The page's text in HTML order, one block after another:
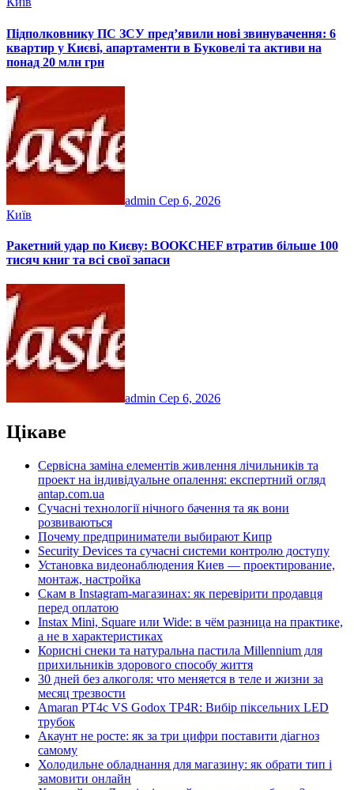
Підполковнику ПС ЗСУ пред’явили нові звинувачення: 6
квартир у Києві, апартаменти в Буковелі та активи на
понад 20 млн грн
admin Сер 6, 2026
Київ
Ракетний удар по Києву: BOOKCHEF втратив більше 100
тисяч книг та всі свої запаси
admin Сер 6, 2026
Цікаве
Сервісна заміна елементів живлення лічильників та
проект на індивідуальне опалення: експертний огляд
antap.com.ua
Сучасні технології нічного бачення та як вони
розвиваються
Почему предприниматели выбирают Кипр
Security Devices та сучасні системи контролю доступу
Установка видеонаблюдения Киев — проектирование,
монтаж, настройка
Скам в Instagram-магазинах: як перевірити продавця
перед оплатою
Instax Mini, Square или Wide: в чём разница на практике,
а не в характеристиках
Корисні снеки та натуральна пастила Millennium для
прихильників здорового способу життя
30 дней без алкоголя: что меняется в теле и жизни за
месяц трезвости
Amaran PT4c VS Godox TP4R: Вибір піксельних LED
трубок
Акаунт не росте: як за три цифри поставити діагноз
самому
Холодильне обладнання для магазину: як обрати тип і
замовити онлайн